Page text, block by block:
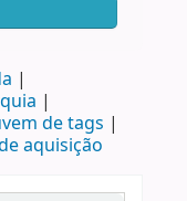
de tags
aquisição